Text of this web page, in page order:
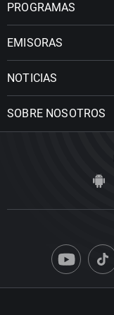
PROGRAMAS
EMISORAS
NOTICIAS
SOBRE NOSOTROS